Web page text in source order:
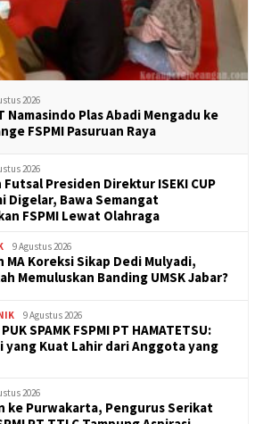
2026
Namasindo Plas Abadi Mengadu ke
FSPMI Pasuruan Raya
2026
Presiden Direktur ISEKI CUP
Digelar, Bawa Semangat
FSPMI Lewat Olahraga
9 Agustus 2026
MA Koreksi Sikap Dedi Mulyadi,
Memuluskan Banding UMSK Jabar?
9 Agustus 2026
SPAMK FSPMI PT HAMATETSU:
yang Kuat Lahir dari Anggota yang
2026
ke Purwakarta, Pengurus Serikat